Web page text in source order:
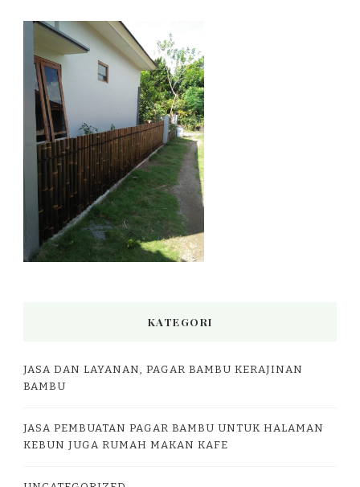
KATEGORI
JASA DAN LAYANAN, PAGAR BAMBU KERAJINAN
BAMBU
JASA PEMBUATAN PAGAR BAMBU UNTUK HALAMAN
KEBUN JUGA RUMAH MAKAN KAFE